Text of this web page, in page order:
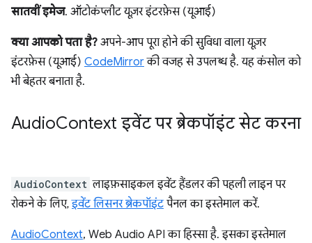
सातवीं इमेज. ऑटोकंप्लीट यूज़र इंटरफ़ेस (यूआई)
क्या आपको पता है? अपने-आप पूरा होने की सुविधा वाला यूज़र
इंटरफ़ेस (यूआई) CodeMirrorकी वजह से उपलब्ध है. यह कंसोल को
भी बेहतर बनाता है.
AudioContext इवेंट पर ब्रेकपॉइंट सेट करना
AudioContext लाइफ़साइकल इवेंट हैंडलर की पहली लाइन पर
रोकने के लिए,इवेंट लिसनर ब्रेकपॉइंटपैनल का इस्तेमाल करें.
AudioContext, Web Audio API का हिस्सा है. इसका इस्तेमाल